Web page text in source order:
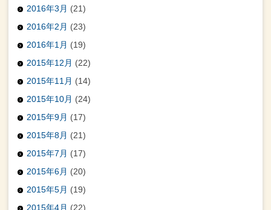
2016年3月 (21)
2016年2月 (23)
2016年1月 (19)
2015年12月 (22)
2015年11月 (14)
2015年10月 (24)
2015年9月 (17)
2015年8月 (21)
2015年7月 (17)
2015年6月 (20)
2015年5月 (19)
2015年4月 (22)